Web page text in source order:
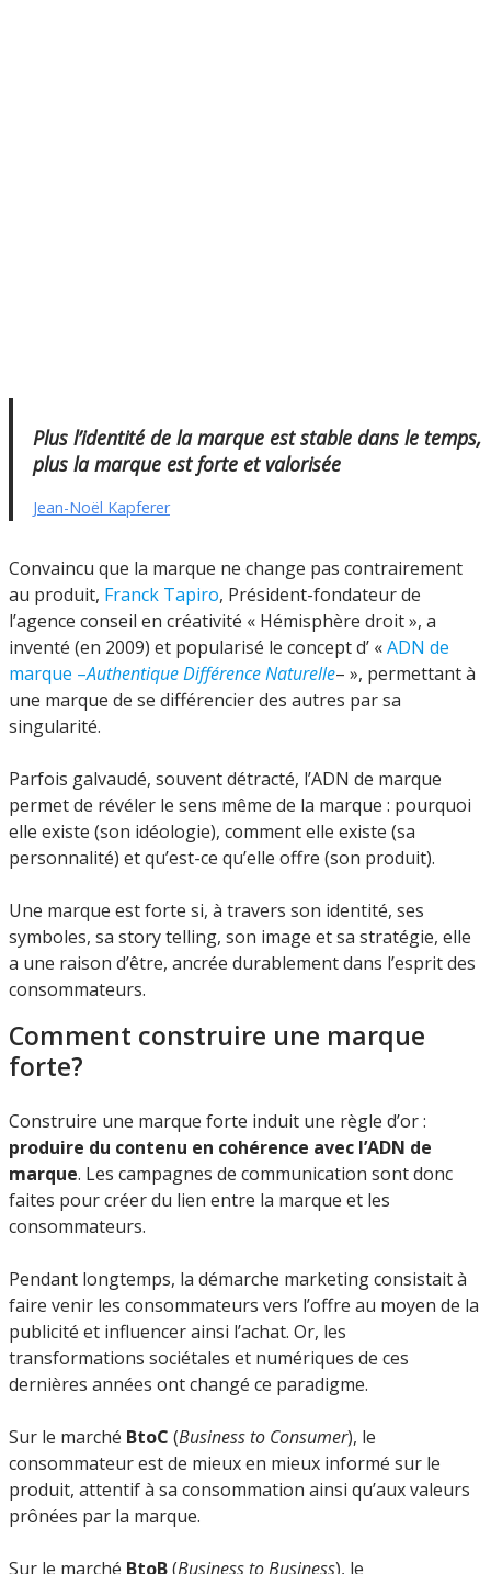
Plus l’identité de la marque est stable dans le temps,
plus la marque est forte et valorisée
Jean-Noël Kapferer
Convaincu que la marque ne change pas contrairement
au produit, Franck Tapiro, Président-fondateur de
l’agence conseil en créativité « Hémisphère droit », a
inventé (en 2009) et popularisé le concept d’ «ADN de
marque –Authentique Différence Naturelle– », permettant à
une marque de se différencier des autres par sa
singularité.
Parfois galvaudé, souvent détracté, l’ADN de marque
permet de révéler le sens même de la marque : pourquoi
elle existe (son idéologie), comment elle existe (sa
personnalité) et qu’est-ce qu’elle offre (son produit).
Une marque est forte si, à travers son identité, ses
symboles, sa story telling, son image et sa stratégie, elle
a une raison d’être, ancrée durablement dans l’esprit des
consommateurs.
Comment construire une marque
forte?
Construire une marque forte induit une règle d’or :
produire du contenu en cohérence avec l’ADN de
marque. Les campagnes de communication sont donc
faites pour créer du lien entre la marque et les
consommateurs.
Pendant longtemps, la démarche marketing consistait à
faire venir les consommateurs vers l’offre au moyen de la
publicité et influencer ainsi l’achat. Or, les
transformations sociétales et numériques de ces
dernières années ont changé ce paradigme.
Sur le marché BtoC (Business to Consumer), le
consommateur est de mieux en mieux informé sur le
produit, attentif à sa consommation ainsi qu’aux valeurs
prônées par la marque.
Sur le marché BtoB(Business to Business), le